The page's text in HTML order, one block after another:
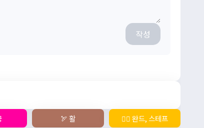
작성
🏹 활 🧙‍♀️ 완드, 스테프